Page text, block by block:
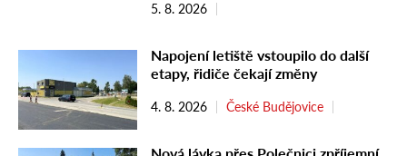
5. 8. 2026
Napojení letiště vstoupilo do další
etapy, řidiče čekají změny
4. 8. 2026 České Budějovice